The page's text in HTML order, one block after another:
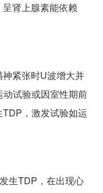
肾上腺素能依赖
紧张时U波增大并
试验或因室性期前
，激发试验如运
生TDP，在出现心